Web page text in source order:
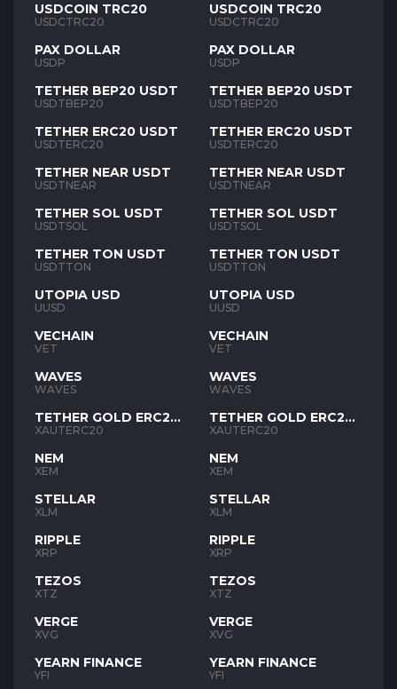
USDCOIN TRC20
USDCTRC20
PAX DOLLAR
USDP
TETHER BEP20 USDT
USDTBEP20
TETHER ERC20 USDT
USDTERC20
TETHER NEAR USDT
USDTNEAR
TETHER SOL USDT
USDTSOL
TETHER TON USDT
USDTTON
UTOPIA USD
UUSD
VECHAIN
VET
WAVES
WAVES
TETHER GOLD ERC20
XAUT
XAUTERC20
NEM
XEM
STELLAR
XLM
RIPPLE
XRP
TEZOS
XTZ
VERGE
XVG
YEARN FINANCE
YFI
USDCOIN TRC20
USDCTRC20
PAX DOLLAR
USDP
TETHER BEP20 USDT
USDTBEP20
TETHER ERC20 USDT
USDTERC20
TETHER NEAR USDT
USDTNEAR
TETHER SOL USDT
USDTSOL
TETHER TON USDT
USDTTON
UTOPIA USD
UUSD
VECHAIN
VET
WAVES
WAVES
TETHER GOLD ERC20
XAUT
XAUTERC20
NEM
XEM
STELLAR
XLM
RIPPLE
XRP
TEZOS
XTZ
VERGE
XVG
YEARN FINANCE
YFI